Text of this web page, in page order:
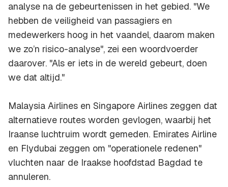
analyse na de gebeurtenissen in het gebied. "We
hebben de veiligheid van passagiers en
medewerkers hoog in het vaandel, daarom maken
we zo’n risico-analyse", zei een woordvoerder
daarover. "Als er iets in de wereld gebeurt, doen
we dat altijd."
Malaysia Airlines en Singapore Airlines zeggen dat
alternatieve routes worden gevlogen, waarbij het
Iraanse luchtruim wordt gemeden. Emirates Airline
en Flydubai zeggen om "operationele redenen"
vluchten naar de Iraakse hoofdstad Bagdad te
annuleren.